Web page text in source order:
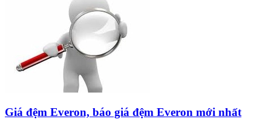
Giá đệm Everon, báo giá đệm Everon mới nhất